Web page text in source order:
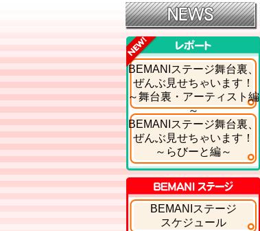
BEMANIファンサイト
レポート
BEMANIステージ舞台裏、
ぜんぶ見せちゃいます！
～舞台裏・アーティスト編
～
BEMANIステージ舞台裏、
ぜんぶ見せちゃいます！
～らびーと編～
BEMANIステージ
BEMANIステージ
スケジュール